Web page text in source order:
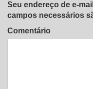
Seu endereço de e-
campos necessários
Comentário